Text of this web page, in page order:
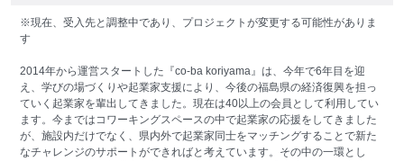
※現在、受入先と調整中であり、プロジェクトが変更する可能性がありま
す
2014年から運営スタートした『co-ba koriyama』は、今年で6年目を迎
え、学びの場づくりや起業家支援により、今後の福島県の経済復興を担っ
ていく起業家を輩出してきました。現在は40以上の会員として利用してい
ます。今まではコワーキングスペースの中で起業家の応援をしてきました
が、施設内だけでなく、県内外で起業家同士をマッチングすることで新た
なチャレンジのサポートができればと考えています。その中の一環とし